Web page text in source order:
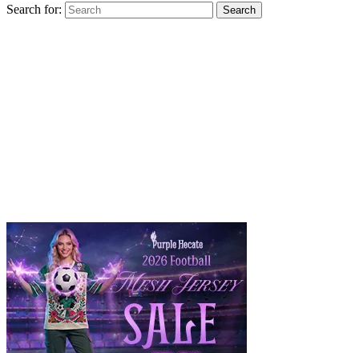
Search for: Search